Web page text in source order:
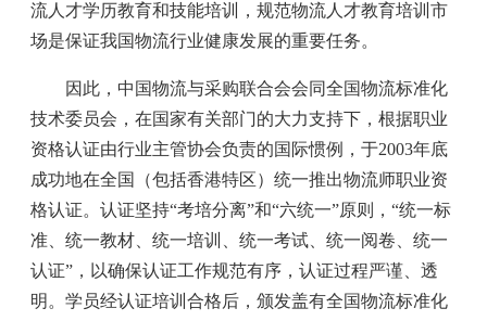
流人才学历教育和技能培训，规范物流人才教育培训市
场是保证我国物流行业健康发展的重要任务。
因此，中国物流与采购联合会会同全国物流标准化
技术委员会，在国家有关部门的大力支持下，根据职业
资格认证由行业主管协会负责的国际惯例，于2003年底
成功地在全国（包括香港特区）统一推出物流师职业资
格认证。认证坚持“考培分离”和“六统一”原则，“统一标
准、统一教材、统一培训、统一考试、统一阅卷、统一
认证”，以确保认证工作规范有序，认证过程严谨、透
明。学员经认证培训合格后，颁发盖有全国物流标准化